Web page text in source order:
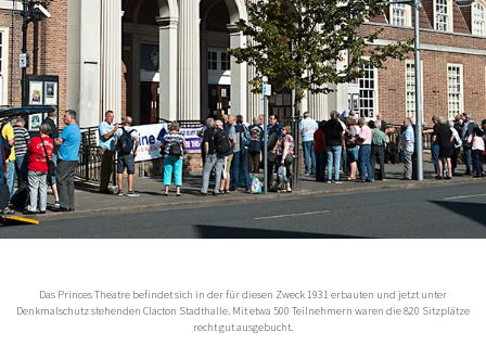
Das Princes Theatre befindet sich in der für diesen Zweck 1931 erbauten und jetzt unter
Denkmalschutz stehenden Clacton Stadthalle. Mit etwa 500 Teilnehmern waren die 820 Sitzplätze
recht gut ausgebucht.